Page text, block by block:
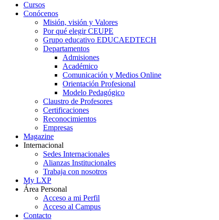
Cursos
Conócenos
Misión, visión y Valores
Por qué elegir CEUPE
Grupo educativo EDUCAEDTECH
Departamentos
Admisiones
Académico
Comunicación y Medios Online
Orientación Profesional
Modelo Pedagógico
Claustro de Profesores
Certificaciones
Reconocimientos
Empresas
Magazine
Internacional
Sedes Internacionales
Alianzas Institucionales
Trabaja con nosotros
My LXP
Área Personal
Acceso a mi Perfil
Acceso al Campus
Contacto